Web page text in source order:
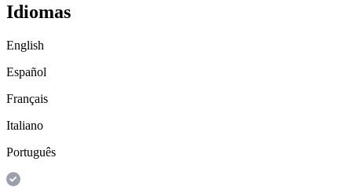
Idiomas
English
Español
Français
Italiano
Português